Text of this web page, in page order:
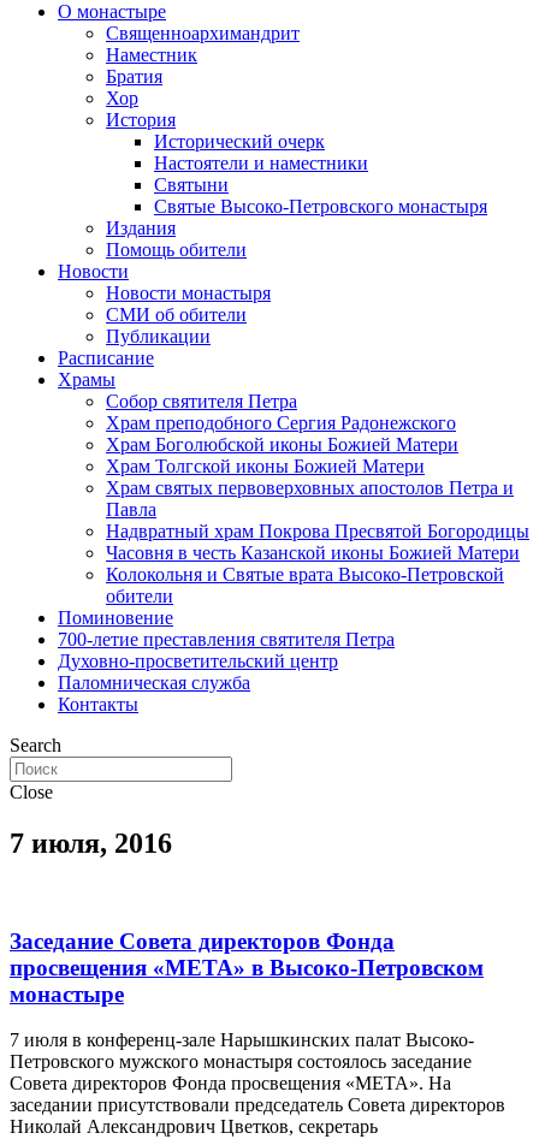
О монастыре
Священноархимандрит
Наместник
Братия
Хор
История
Исторический очерк
Настоятели и наместники
Святыни
Святые Высоко-Петровского монастыря
Издания
Помощь обители
Новости
Новости монастыря
СМИ об обители
Публикации
Расписание
Храмы
Собор святителя Петра
Храм преподобного Сергия Радонежского
Храм Боголюбской иконы Божией Матери
Храм Толгской иконы Божией Матери
Храм святых первоверховных апостолов Петра и
Павла
Надвратный храм Покрова Пресвятой Богородицы
Часовня в честь Казанской иконы Божией Матери
Колокольня и Святые врата Высоко-Петровской
обители
Поминовение
700-летие преставления святителя Петра
Духовно-просветительский центр
Паломническая служба
Контакты
Search
Close
7 июля, 2016
Заседание Совета директоров Фонда
просвещения «МЕТА» в Высоко-Петровском
монастыре
7 июля в конференц-зале Нарышкинских палат Высоко-
Петровского мужского монастыря состоялось заседание
Совета директоров Фонда просвещения «МЕТА». На
заседании присутствовали председатель Совета директоров
Николай Александрович Цветков, секретарь